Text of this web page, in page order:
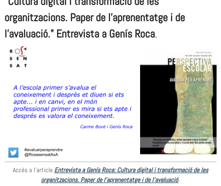
organitzacions. Paper de l’aprenentatge i de
l’avaluació.” Entrevista a Genís Roca.
Accés a l’article Entrevista a Genís Roca: Cultura digital i transformació de les
organitzacions. Paper de l’aprenentatge i de l’avaluació.